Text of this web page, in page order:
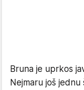
Bruna je uprkos
Nejmaru još